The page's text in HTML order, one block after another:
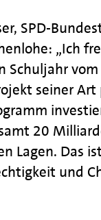
SPD-
„Ich
Schuljahr
seiner
20
Lagen. Das
und